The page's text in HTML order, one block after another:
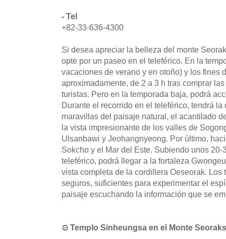
- Tel
+82-33-636-4300
Si desea apreciar la belleza del monte
opte por un paseo en el teleférico. En la
vacaciones de verano y en otoño) y los fines
aproximadamente, de 2 a 3 h tras comprar
turistas. Pero en la temporada baja, podrá
Durante el recorrido en el teleférico, tendrá
maravillas del paisaje natural, el acantilado
la vista impresionante de los valles de
Ulsanbawi y Jeohangnyeong. Por último,
Sokcho y el Mar del Este. Subiendo unos
teleférico, podrá llegar a la fortaleza
vista completa de la cordillera Oeseorak. Los
seguros, suficientes para experimentar el
paisaje escuchando la información que se
⊙ Templo Sinheungsa en el Monte